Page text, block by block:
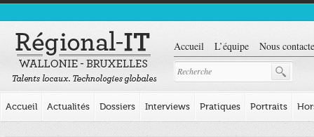
Accueil L’équipe Nous
Accueil Actualités Dossiers Interviews Pratiques Portraits